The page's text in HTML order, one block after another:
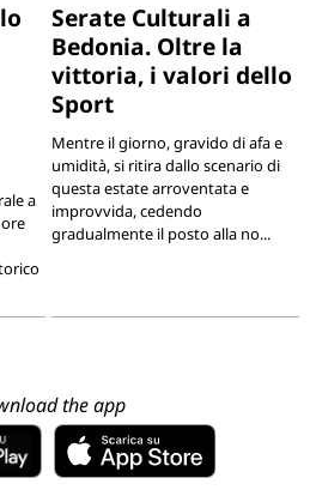
a
Serate Culturali a
Bedonia. Oltre la
vittoria, i valori dello
Sport
Mentre il giorno, gravido di afa e
umidità, si ritira dallo scenario di
questa estate arroventata e
improvvida, cedendo
gradualmente il posto alla no...
the app